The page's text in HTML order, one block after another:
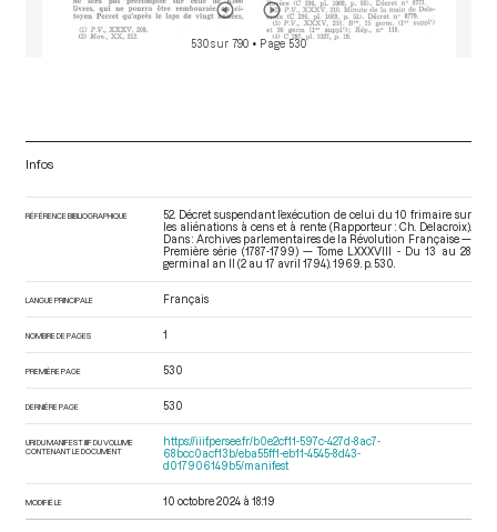
530 sur 790 • Page 530
Infos
RÉFÉRENCE BIBLIOGRAPHIQUE
52. Décret suspendant l’exécution de celui du 10 frimaire sur
les aliénations à cens et à rente (Rapporteur : Ch. Delacroix).
Dans : Archives parlementaires de la Révolution Française —
Première série (1787-1799) — Tome LXXXVIII - Du 13 au 28
germinal an II (2 au 17 avril 1794) . 1969. p. 530.
LANGUE PRINCIPALE Français
NOMBRE DE PAGES 1
PREMIÈRE PAGE 530
DERNIÈRE PAGE 530
URI DU MANIFEST IIIF DU VOLUME
CONTENANT LE DOCUMENT
https://iiif.persee.fr/b0e2cf11-597c-427d-8ac7-
68bcc0acf13b/eba55ff1-eb11-4545-8d43-
d017906149b5/manifest
MODIFIÉ LE 10 octobre 2024 à 18:19